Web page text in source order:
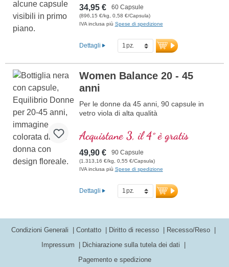
34,95 € 60 Capsule
(896,15 €/kg, 0,58 €/Capsula)
IVA inclusa più Spese di spedizione
Dettagli
Women Balance 20 - 45
anni
Per le donne da 45 anni, 90 capsule in
vetro viola di alta qualità
Acquistane 3, il 4° è gratis
49,90 € 90 Capsule
(1.313,16 €/kg, 0,55 €/Capsula)
IVA inclusa più Spese di spedizione
Dettagli
Condizioni Generali Contatto Diritto di recesso
Recesso/Reso
Impressum
Dichiarazione sulla tutela dei dati
Pagemento e spedizione